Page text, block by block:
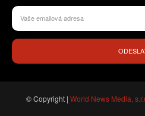
© Copyright | World News Media,